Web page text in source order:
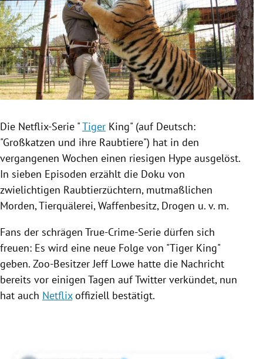
Untermenü
Untermenü
Untermenü
Untermenü
Untermenü
Die Netflix-Serie "Tiger King" (auf Deutsch:
"Großkatzen und ihre Raubtiere") hat in den
vergangenen Wochen einen riesigen Hype ausgelöst.
In sieben Episoden erzählt die Doku von
zwielichtigen Raubtierzüchtern, mutmaßlichen
Morden,Tierquälerei, Waffenbesitz, Drogen u. v. m.
Fans der schrägen True-Crime-Serie dürfen sich
freuen: Es wird eine neue Folge von "Tiger King"
geben. Zoo-BesitzerJeff Lowe hatte die Nachricht
bereits vor einigen Tagen aufTwitter verkündet, nun
hat auch Netflixoffiziell bestätigt.